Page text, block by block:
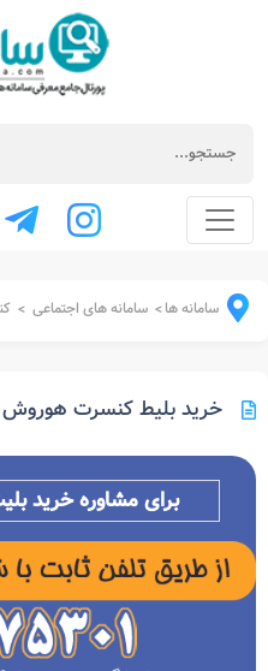
سامانه ها> سامانه های اجتماعی >
خرید بلیط کنسرت هوروش
برای مشاوره خرید